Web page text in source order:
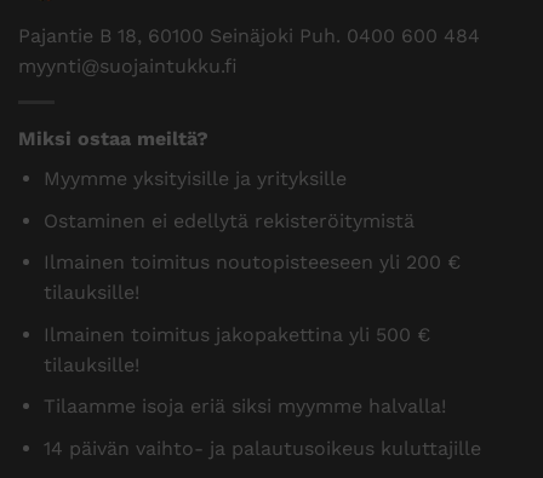
Pajantie B 18, 60100 Seinäjoki Puh. 0400 600 484
myynti@suojaintukku.fi
Miksi ostaa meiltä?
Myymme yksityisille ja yrityksille
Ostaminen ei edellytä rekisteröitymistä
Ilmainen toimitus noutopisteeseen yli 200 €
tilauksille!
Ilmainen toimitus jakopakettina yli 500 €
tilauksille!
Tilaamme isoja eriä siksi myymme halvalla!
14 päivän vaihto- ja palautusoikeus kuluttajille